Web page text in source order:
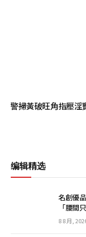
警掃黃破旺角指壓淫
编辑精选
名創優
「腰間
8 8 月,